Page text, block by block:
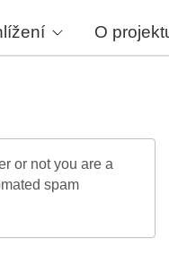
O
or not you are a
spam